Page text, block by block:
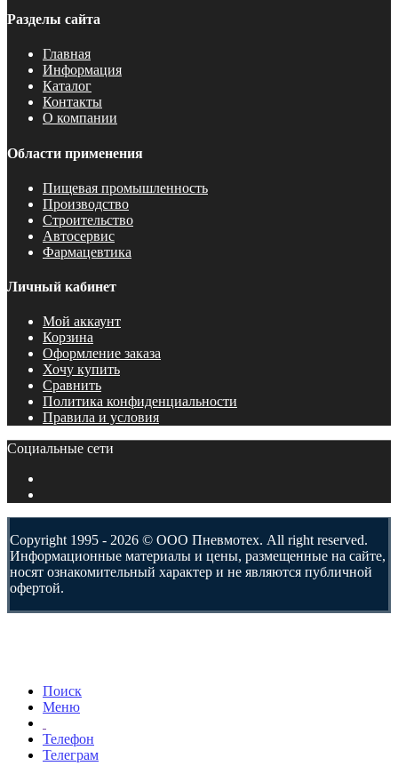
Разделы сайта
Главная
Информация
Каталог
Контакты
О компании
Области применения
Пищевая промышленность
Производство
Строительство
Автосервис
Фармацевтика
Личный кабинет
Мой аккаунт
Корзина
Оформление заказа
Хочу купить
Сравнить
Политика конфиденциальности
Правила и условия
Социальные сети
Copyright 1995 - 2026 © ООО Пневмотех. All right reserved.
Информационные материалы и цены, размещенные на сайте,
носят ознакомительный характер и не являются публичной
офертой.
Поиск
Меню
Телефон
Телеграм